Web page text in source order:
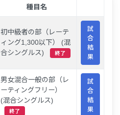
種目名
初中級者の部（レーテ
ィング1,300以下） (混
合シングルス)
終了
試
合
結
果
男女混合一般の部（レ
ーティングフリー）
(混合シングルス)
終了
試
合
結
果